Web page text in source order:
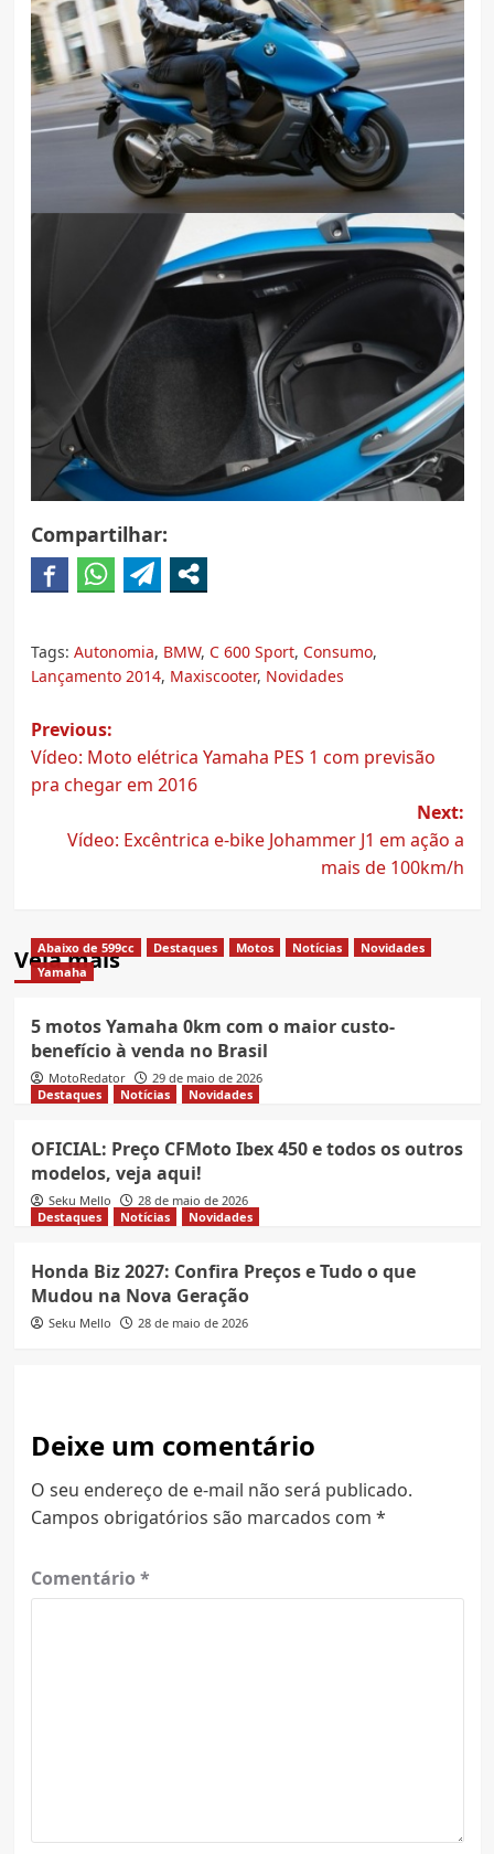
Compartilhar:
Tags: Autonomia, BMW, C 600 Sport, Consumo,
Lançamento 2014, Maxiscooter, Novidades
Post
navigation
Previous:
Vídeo: Moto elétrica Yamaha PES 1 com previsão
pra chegar em 2016
Next:
Vídeo: Excêntrica e-bike Johammer J1 em ação a
mais de 100km/h
Veja mais
Abaixo de 599cc Destaques Motos Notícias
Novidades
Yamaha
5 motos Yamaha 0km com o maior custo-
benefício à venda no Brasil
MotoRedator
29 de maio de 2026
Destaques
Notícias Novidades
OFICIAL: Preço CFMoto Ibex 450 e todos os outros
modelos, veja aqui!
Seku Mello
28 de maio de 2026
Destaques
Notícias Novidades
Honda Biz 2027: Confira Preços e Tudo o que
Mudou na Nova Geração
Seku Mello 28 de maio de 2026
Deixe um comentário
O seu endereço de e-mail não será publicado.
Campos obrigatórios são marcados com *
Comentário *